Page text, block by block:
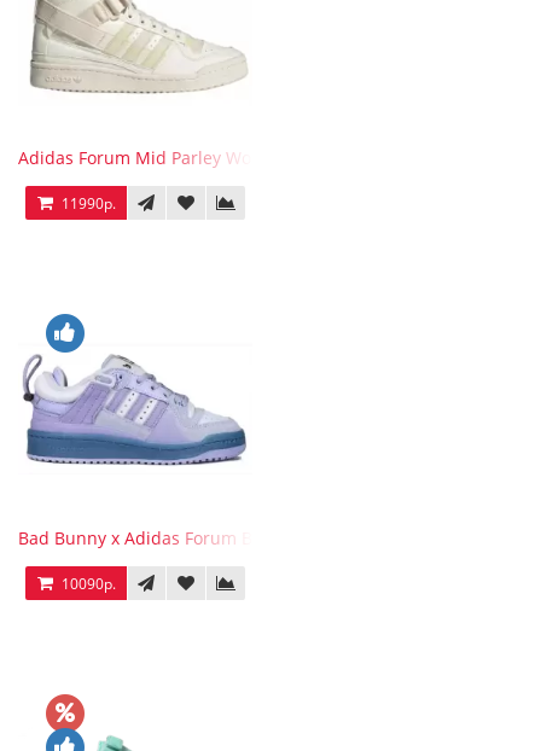
Adidas Forum Mid Parley Wonder White
11990р.
Bad Bunny x Adidas Forum Buckle Low Purple Blue
10090р.